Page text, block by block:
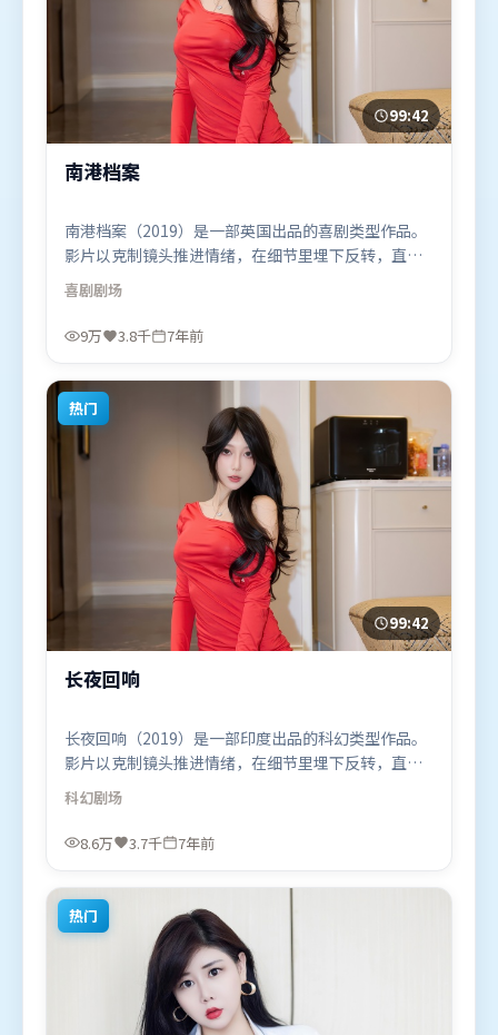
99:42
南港档案
南港档案（2019）是一部英国出品的喜剧类型作品。
影片以克制镜头推进情绪，在细节里埋下反转，直至
最后一刻才揭开谜底。高潮段落信息密度高，情绪释
放与主题回扣同时完成。由徐克执导，雷佳音、段奕
宏、刘德华，谭卓、李政宰、马东锡等联袂出演。影
适合喜欢喜剧题材的观众观看。
喜剧剧场
9万 3.8千 7年前
热门
99:42
长夜回响
长夜回响（2019）是一部印度出品的科幻类型作品。
影片以克制镜头推进情绪，在细节里埋下反转，直至
最后一刻才揭开谜底。摄影与美术共同营造出强烈地
域气质，增强沉浸感。由让-皮埃尔·热内执导，古天
乐、长泽雅美、杨紫，弗洛伦丝·皮尤、堺雅人、胡
地区首映上线，适合喜欢科幻题材的观众观看。
科幻剧场
8.6万 3.7千 7年前
热门